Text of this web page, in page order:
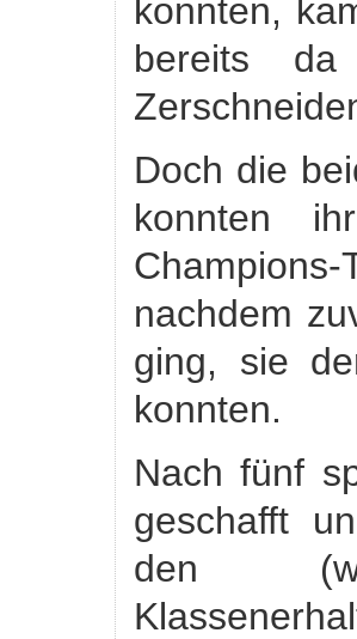
konnten,
bereits
Doch die
konnten
nachdem
ging, sie
konnten.
Nach fünf
geschafft
den